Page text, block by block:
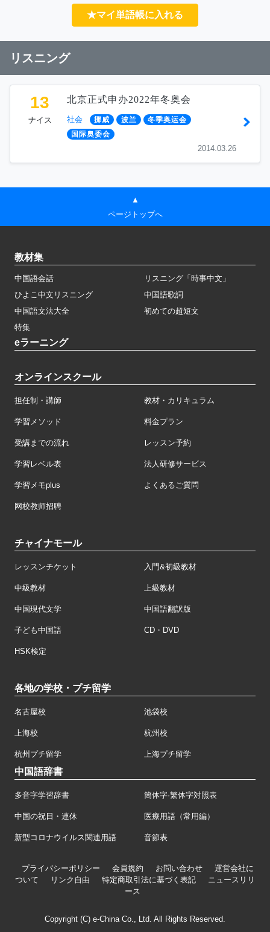
★マイ単語帳に入れる
リスニング
13
ナイス
北京正式申办2022年冬奥会
社会 挪威 波兰
冬季奥运会
国际奥委会
2014.03.26
▲
ページトップへ
教材集
中国語会話
リスニング「時事中文」
ひよこ中文リスニング
中国語歌詞
中国語文法大全
初めての超短文
特集
eラーニング
オンラインスクール
担任制・講師 教材・カリキュラム
学習メソッド 料金プラン
受講までの流れ レッスン予約
学習レベル表 法人研修サービス
学習メモplus よくあるご質問
网校教师招聘
チャイナモール
レッスンチケット 入門&初級教材
中級教材 上級教材
中国現代文学 中国語翻訳版
子ども中国語 CD・DVD
HSK検定
各地の学校・プチ留学
名古屋校 池袋校
上海校 杭州校
杭州プチ留学 上海プチ留学
中国語辞書
多音字学習辞書 簡体字·繁体字対照表
中国の祝日・連休 医療用語（常用編）
新型コロナウイルス関連用語 音節表
プライバシーポリシー 会員規約 お問い合わせ
運営会社に
ついて
リンク自由 特定商取引法に基づく表記
ニュースリリ
ース
Copyright (C) e-China Co., Ltd. All Rights Reserved.